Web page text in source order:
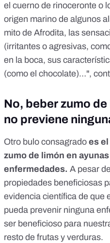
el cuerno de rinoceronte o
origen marino de algunos
mito de Afrodita, las
(irritantes o agresivas,
en la boca, sus
(como el chocolate)…",
No, beber zumo
no previene
Otro bulo consagrado es
zumo de limón en
enfermedades. A pesar
propiedades beneficiosas
evidencia científica de que
pueda prevenir ninguna
ser beneficioso para
resto de frutas y verduras.